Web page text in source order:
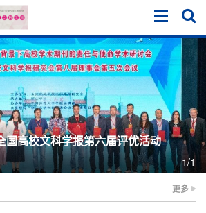
国高校文科学报第六届评优活动
1/1
更多